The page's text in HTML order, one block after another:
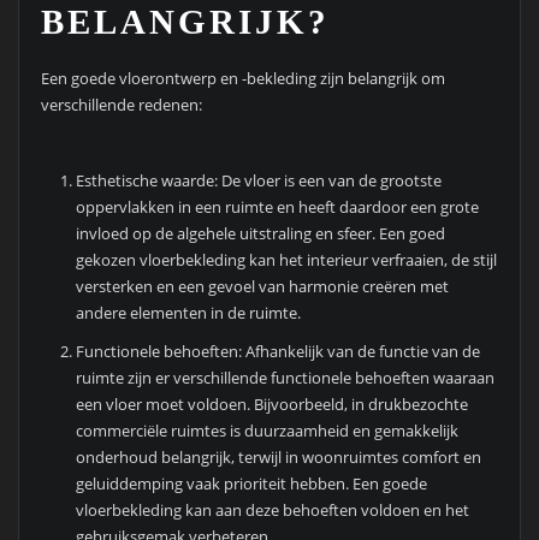
BELANGRIJK?
Een goede vloerontwerp en -bekleding zijn belangrijk om
verschillende redenen:
Esthetische waarde: De vloer is een van de grootste
oppervlakken in een ruimte en heeft daardoor een grote
invloed op de algehele uitstraling en sfeer. Een goed
gekozen vloerbekleding kan het interieur verfraaien, de stijl
versterken en een gevoel van harmonie creëren met
andere elementen in de ruimte.
Functionele behoeften: Afhankelijk van de functie van de
ruimte zijn er verschillende functionele behoeften waaraan
een vloer moet voldoen. Bijvoorbeeld, in drukbezochte
commerciële ruimtes is duurzaamheid en gemakkelijk
onderhoud belangrijk, terwijl in woonruimtes comfort en
geluiddemping vaak prioriteit hebben. Een goede
vloerbekleding kan aan deze behoeften voldoen en het